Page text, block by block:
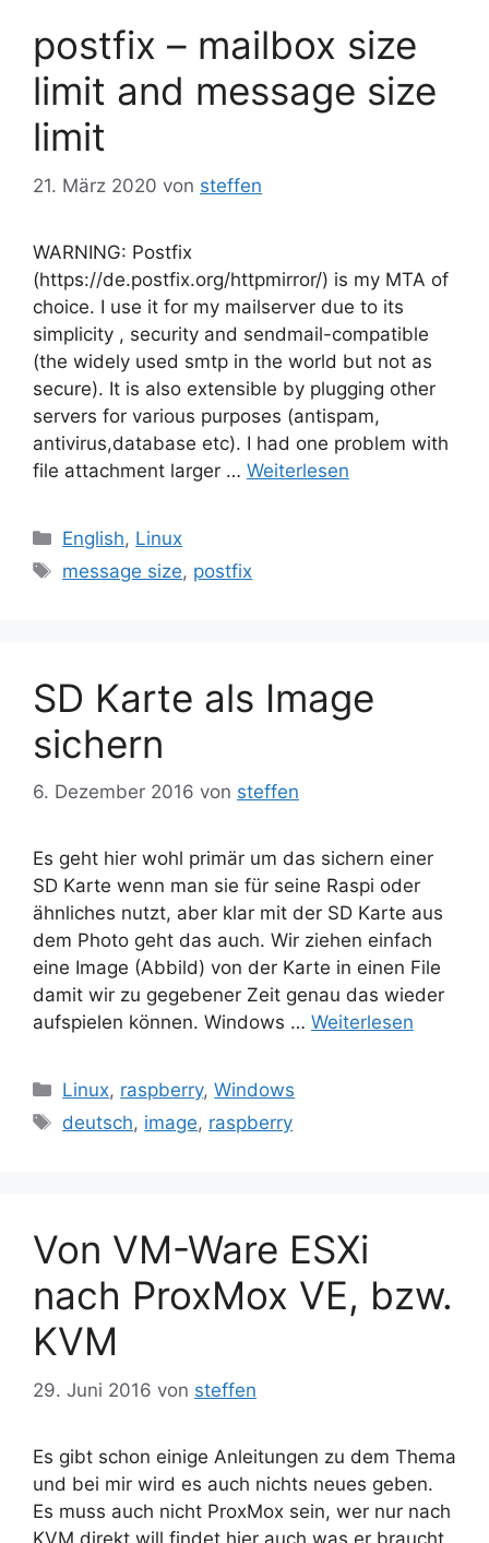
postfix – mailbox size
limit and message size
limit
21. März 2020 von steffen
WARNING: Postfix
(https://de.postfix.org/httpmirror/) is my MTA of
choice. I use it for my mailserver due to its
simplicity , security and sendmail-compatible
(the widely used smtp in the world but not as
secure). It is also extensible by plugging other
servers for various purposes (antispam,
antivirus,database etc). I had one problem with
file attachment larger … Weiterlesen
Kategorien
English, Linux
Schlagwörter
message size, postfix
SD Karte als Image
sichern
6. Dezember 2016 von steffen
Es geht hier wohl primär um das sichern einer
SD Karte wenn man sie für seine Raspi oder
ähnliches nutzt, aber klar mit der SD Karte aus
dem Photo geht das auch. Wir ziehen einfach
eine Image (Abbild) von der Karte in einen File
damit wir zu gegebener Zeit genau das wieder
aufspielen können. Windows … Weiterlesen
Kategorien
Linux, raspberry,Windows
Schlagwörter
deutsch, image, raspberry
Von VM-Ware ESXi
nach ProxMox VE, bzw.
KVM
29. Juni 2016 von steffen
Es gibt schon einige Anleitungen zu dem Thema
und bei mir wird es auch nichts neues geben.
Es muss auch nicht ProxMox sein, wer nur nach
KVM direkt will findet hier auch was er braucht.